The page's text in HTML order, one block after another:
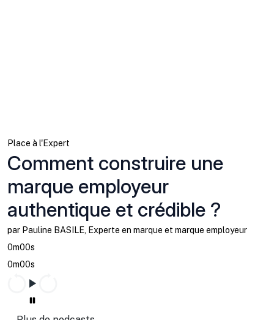
Place à l'Expert
Comment construire une
marque employeur
authentique et crédible ?
par Pauline BASILE, Experte en marque et marque employeur
0m00s
0m00s